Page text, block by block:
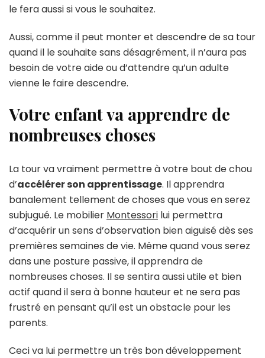
le fera aussi si vous le souhaitez.
Aussi, comme il peut monter et descendre de sa tour
quand il le souhaite sans désagrément, il n’aura pas
besoin de votre aide ou d’attendre qu’un adulte
vienne le faire descendre.
Votre enfant va apprendre de
nombreuses choses
La tour va vraiment permettre à votre bout de chou
d’accélérer son apprentissage. Il apprendra
banalement tellement de choses que vous en serez
subjugué. Le mobilier Montessori lui permettra
d’acquérir un sens d’observation bien aiguisé dès ses
premières semaines de vie. Même quand vous serez
dans une posture passive, il apprendra de
nombreuses choses. Il se sentira aussi utile et bien
actif quand il sera à bonne hauteur et ne sera pas
frustré en pensant qu’il est un obstacle pour les
parents.
Ceci va lui permettre un très bon développement